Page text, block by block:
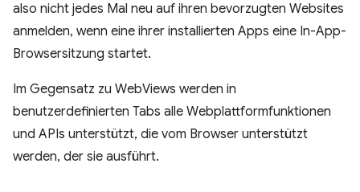
also nicht jedes Mal neu auf ihren bevorzugten Websites
anmelden, wenn eine ihrer installierten Apps eine In-App-
Browsersitzung startet.
Im Gegensatz zu WebViews werden in
benutzerdefinierten Tabs alle Webplattformfunktionen
und APIs unterstützt, die vom Browser unterstützt
werden, der sie ausführt.